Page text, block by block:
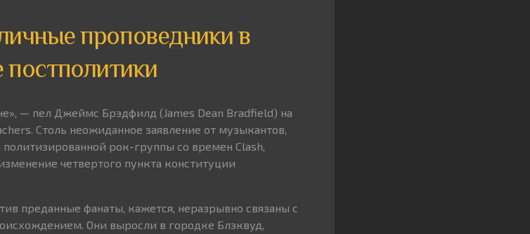
проповедники в
постполитики
— пел Джеймс Брэдфилд (James Dean Bradfield) на
Столь неожиданное заявление от музыкантов,
рок-группы со времен Clash,
четвертого пункта конституции
преданные фанаты, кажется, неразрывно связаны с
Они выросли в городке Блэквуд,